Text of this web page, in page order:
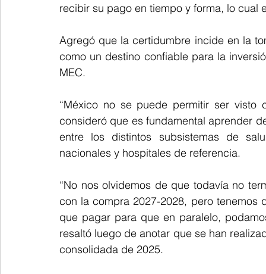
recibir su pago en tiempo y forma, lo cual
Agregó que la certidumbre incide en la
como un destino confiable para la
MEC.
“México no se puede permitir ser visto
consideró que es fundamental aprender
entre los distintos subsistemas de
nacionales y hospitales de referencia.
“No nos olvidemos de que todavía no
con la compra 2027-2028, pero tenemos
que pagar para que en paralelo,
resaltó luego de anotar que se han
consolidada de 2025.